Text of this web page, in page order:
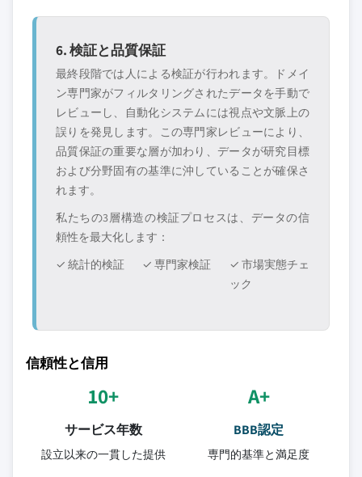
6. 検証と品質保証
最終段階では人による検証が行われます。ドメイ
ン専門家がフィルタリングされたデータを手動で
レビューし、自動化システムには視点や文脈上の
誤りを発見します。この専門家レビューにより、
品質保証の重要な層が加わり、データが研究目標
および分野固有の基準に沖していることが確保さ
れます。
私たちの3層構造の検証プロセスは、データの信
頼性を最大化します：
✓ 統計的検証
✓ 専門家検証
✓ 市場実態チェ
ック
信頼性と信用
10+
サービス年数
設立以来の一貫した提供
A+
BBB認定
専門的基準と満足度